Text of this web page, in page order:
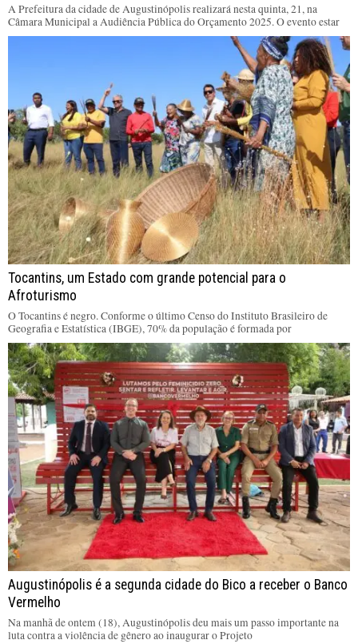
A Prefeitura da cidade de Augustinópolis realizará nesta quinta, 21, na
Câmara Municipal a Audiência Pública do Orçamento 2025. O evento estar
Tocantins, um Estado com grande potencial para o
Afroturismo
O Tocantins é negro. Conforme o último Censo do Instituto Brasileiro de
Geografia e Estatística (IBGE), 70% da população é formada por
Augustinópolis é a segunda cidade do Bico a receber o Banco
Vermelho
Na manhã de ontem (18), Augustinópolis deu mais um passo importante na
luta contra a violência de gênero ao inaugurar o Projeto